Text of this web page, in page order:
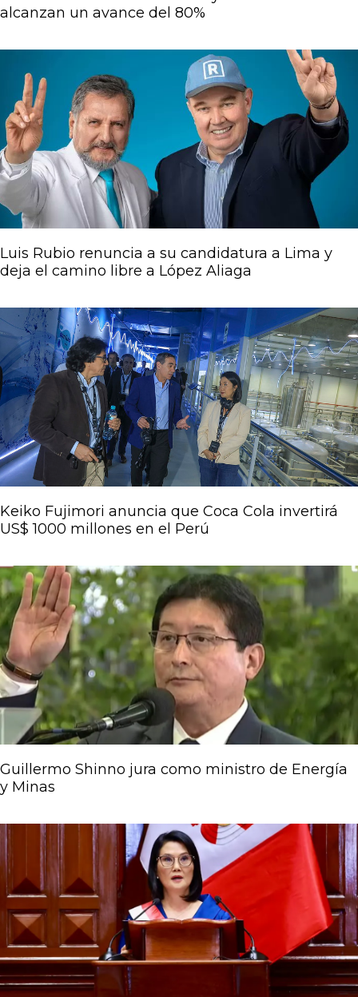
alcanzan un avance del 80%
Luis Rubio renuncia a su candidatura a Lima y
deja el camino libre a López Aliaga
Keiko Fujimori anuncia que Coca Cola invertirá
US$ 1000 millones en el Perú
Guillermo Shinno jura como ministro de Energía
y Minas